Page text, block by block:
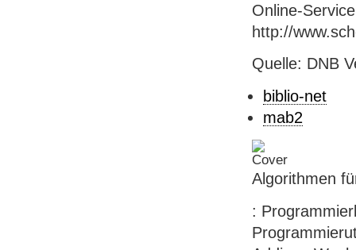
Online-
http://
Quelle: DNB
biblio-net
mab2
Algorithmen
: